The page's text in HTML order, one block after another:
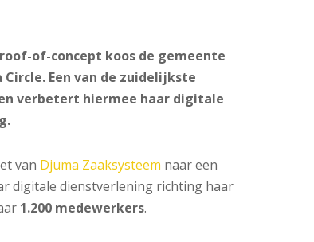
of-concept koos de gemeente
Een van de zuidelijkste
verbetert hiermee haar digitale
van Djuma Zaaksysteem naar een
digitale dienstverlening richting haar
1.200 medewerkers.